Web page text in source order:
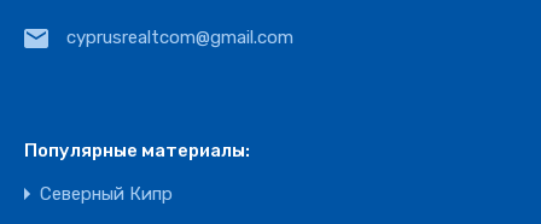
cyprusrealtcom@gmail.com
Популярные материалы:
Северный Кипр